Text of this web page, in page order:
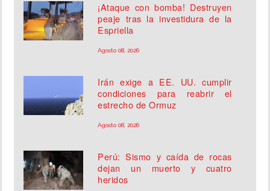
¡Ataque con bomba! Destruyen
peaje tras la investidura de la
Espriella
Agosto 08, 2026
Irán exige a EE. UU. cumplir
condiciones para reabrir el
estrecho de Ormuz
Agosto 08, 2026
Perú: Sismo y caída de rocas
dejan un muerto y cuatro
heridos